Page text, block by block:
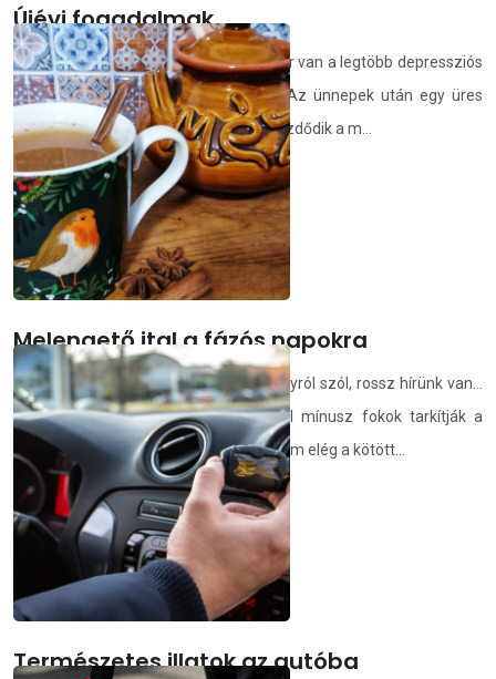
Újévi fogadalmak
Január van. Statisztikák szerint ilyenkor van a legtöbb depressziós
ember. Téli depresszió. Sötét hónap. Az ünnepek után egy üres
járatos periódusról beszélünk. Újra elkezdődik a m...
demedia.hu 2026.01.01.
Melengető ital a fázós napokra
Ha azt gondoljuk, a tél csak a karácsonyról szól, rossz hírünk van…
Még minimum két hónapon keresztül mínusz fokok tarkítják a
mindennapokat, s előfordulhat, hogy nem elég a kötött...
demedia.hu 2025.12.31.
Természetes illatok az autóba